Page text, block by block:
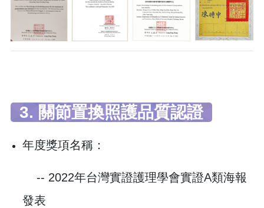
3. 關節置換照護品質認證
年度獎項名稱：
-- 2022年台灣實證護理學會實證A類海報
發表